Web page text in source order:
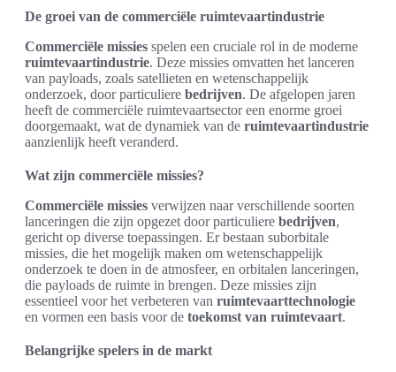
De groei van de commerciële ruimtevaartindustrie
Commerciële missies spelen een cruciale rol in de moderne
ruimtevaartindustrie. Deze missies omvatten het lanceren
van payloads, zoals satellieten en wetenschappelijk
onderzoek, door particuliere bedrijven. De afgelopen jaren
heeft de commerciële ruimtevaartsector een enorme groei
doorgemaakt, wat de dynamiek van de ruimtevaartindustrie
aanzienlijk heeft veranderd.
Wat zijn commerciële missies?
Commerciële missies verwijzen naar verschillende soorten
lanceringen die zijn opgezet door particuliere bedrijven,
gericht op diverse toepassingen. Er bestaan suborbitale
missies, die het mogelijk maken om wetenschappelijk
onderzoek te doen in de atmosfeer, en orbitalen lanceringen,
die payloads de ruimte in brengen. Deze missies zijn
essentieel voor het verbeteren van ruimtevaarttechnologie
en vormen een basis voor de toekomst van ruimtevaart.
Belangrijke spelers in de markt